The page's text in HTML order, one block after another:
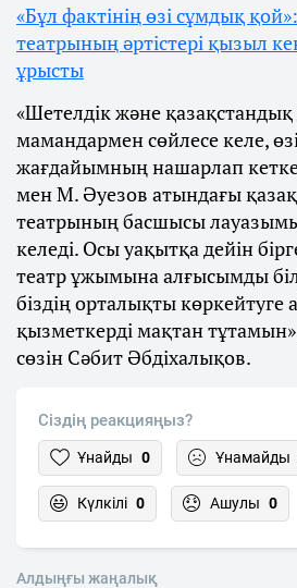
«Бұл фактінің өзі сұмдық
театрының әртістері қызыл
ұрысты
«Шетелдік және қазақстандық
мамандармен сөйлесе келе,
жағдайымның нашарлап
мен М. Әуезов атындағы
театрының басшысы
келеді. Осы уақытқа дейін
театр ұжымына алғысымды
біздің орталықты көркейтуге
қызметкерді мақтан
сөзін Сәбит Әбдіхалықов.
Сіздің реакцияңыз?
Ұнайды 0 Ұнамайды
Күлкілі 0 Ашулы 0
Алдыңғы жаңалық